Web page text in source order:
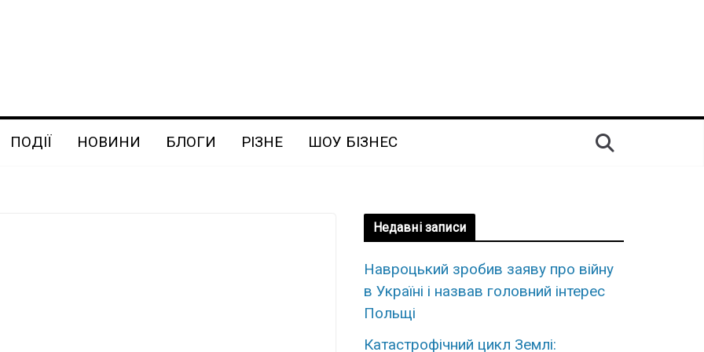
ПОДІЇ НОВИНИ БЛОГИ РІЗНЕ ШОУ БІЗНЕС
Недавні записи
Навроцький зробив заяву про війну
в Україні і назвав головний інтерес
Польщі
Катастрофічний цикл Землі: